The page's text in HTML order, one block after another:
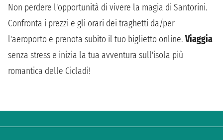
Non perdere l'opportunità di vivere la magia di Santorini.
Confronta i prezzi e gli orari dei traghetti da/per
l'aeroporto e prenota subito il tuo biglietto online. Viaggia
senza stress e inizia la tua avventura sull'isola più
romantica delle Cicladi!